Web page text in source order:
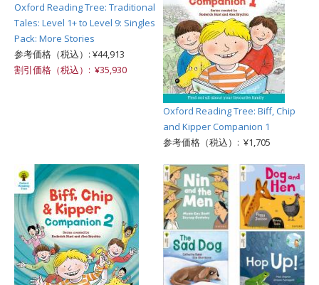
Oxford Reading Tree: Traditional
Tales: Level 1+ to Level 9: Singles
Pack: More Stories
参考価格（税込）: ¥44,913
割引価格（税込）: ¥35,930
Oxford Reading Tree: Biff, Chip
and Kipper Companion 1
参考価格（税込）: ¥1,705